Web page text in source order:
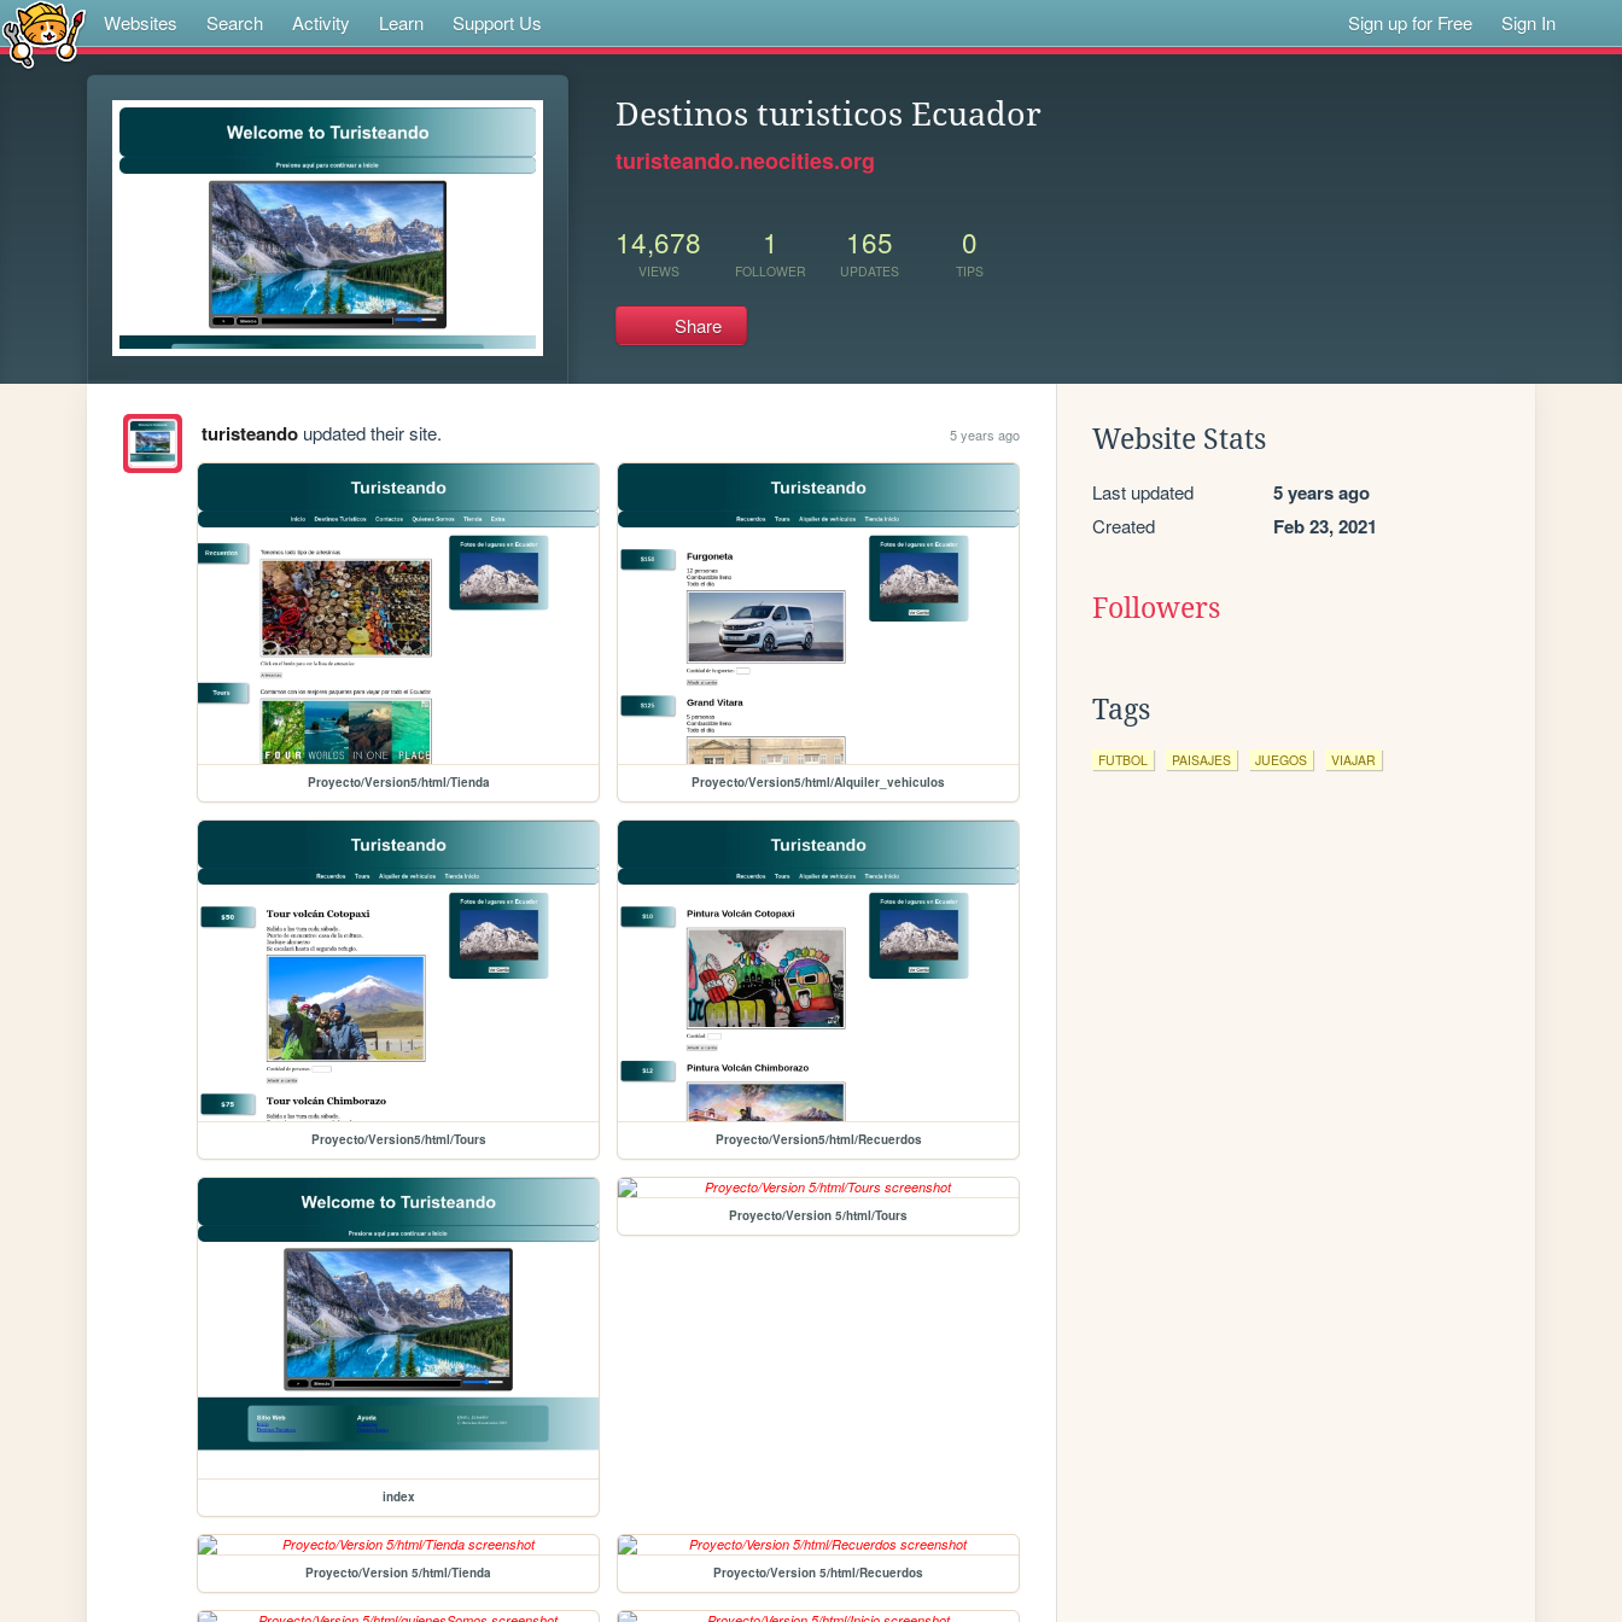
Websites Search Activity Learn Support Us Sign up for Free Sign In
Destinos turisticos Ecuador
turisteando.neocities.org
14,678
VIEWS
1
FOLLOWER
165
UPDATES
0
TIPS
Share
turisteandoupdated their site. 5 years ago
Proyecto/Version5/html/Tienda Proyecto/Version5/html/Alquiler_vehiculos
Proyecto/Version5/html/Tours Proyecto/Version5/html/Recuerdos
index
Proyecto/Version 5/html/Tours
Proyecto/Version 5/html/Tienda Proyecto/Version 5/html/Recuerdos
Website Stats
Last updated 5 years ago
Created Feb 23, 2021
Followers
Tags
FUTBOL PAISAJES JUEGOS VIAJAR